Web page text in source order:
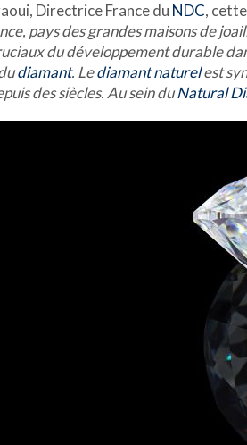
Directrice France du NDC,
pays des grandes maisons de
du développement durable
diamant. Lediamant naturelest
des siècles. Au sein duNatural